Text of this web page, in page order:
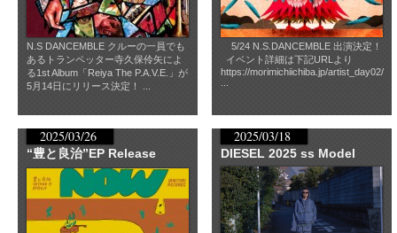
N.S DANCEMBLE クルーの一員でも
あるトランペッター寺久保伶矢によ
る1st Album「Reiya The P.A.V.E.」が
5月14日にリリース決定！ ...
5/24 N.S.DANCEMBLE 出演決定！
イベント詳細は下記URLより
https://morimichiichiba.jp/artist_day02/
2025/03/26
“豊と良治”EP Release
2025/03/18
DIESEL 2025 ss Model